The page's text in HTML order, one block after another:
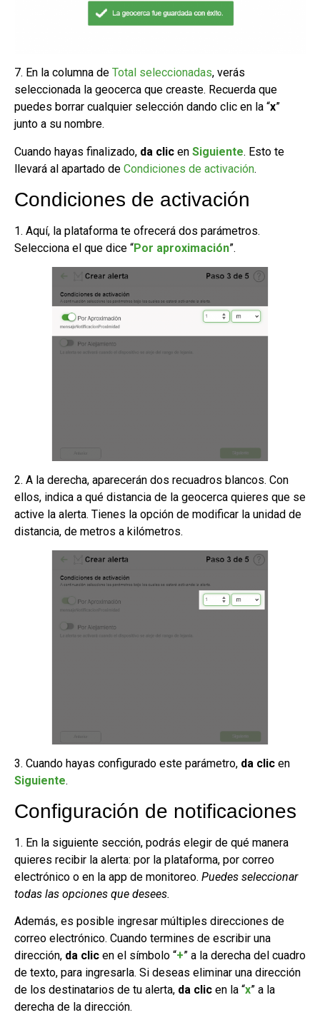
7. En la columna de Total seleccionadas, verás
seleccionada la geocerca que creaste. Recuerda que
puedes borrar cualquier selección dando clic en la “x”
junto a su nombre.
Cuando hayas finalizado, da clic en Siguiente. Esto te
llevará al apartado de Condiciones de activación.
Condiciones de activación
1. Aquí, la plataforma te ofrecerá dos parámetros.
Selecciona el que dice “Por aproximación”.
2. A la derecha, aparecerán dos recuadros blancos. Con
ellos, indica a qué distancia de la geocerca quieres que se
active la alerta. Tienes la opción de modificar la unidad de
distancia, de metros a kilómetros.
3. Cuando hayas configurado este parámetro, da clic en
Siguiente.
Configuración de notificaciones
1. En la siguiente sección, podrás elegir de qué manera
quieres recibir la alerta: por la plataforma, por correo
electrónico o en la app de monitoreo. Puedes seleccionar
todas las opciones que desees.
Además, es posible ingresar múltiples direcciones de
correo electrónico. Cuando termines de escribir una
dirección, da clic en el símbolo “+” a la derecha del cuadro
de texto, para ingresarla. Si deseas eliminar una dirección
de los destinatarios de tu alerta, da clic en la “x” a la
derecha de la dirección.